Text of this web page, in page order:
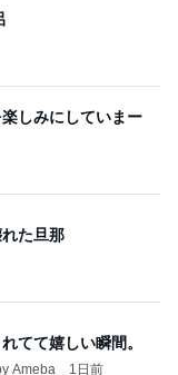
しみにしていまー
た旦那
てて嬉しい瞬間。
Ameba 1日前